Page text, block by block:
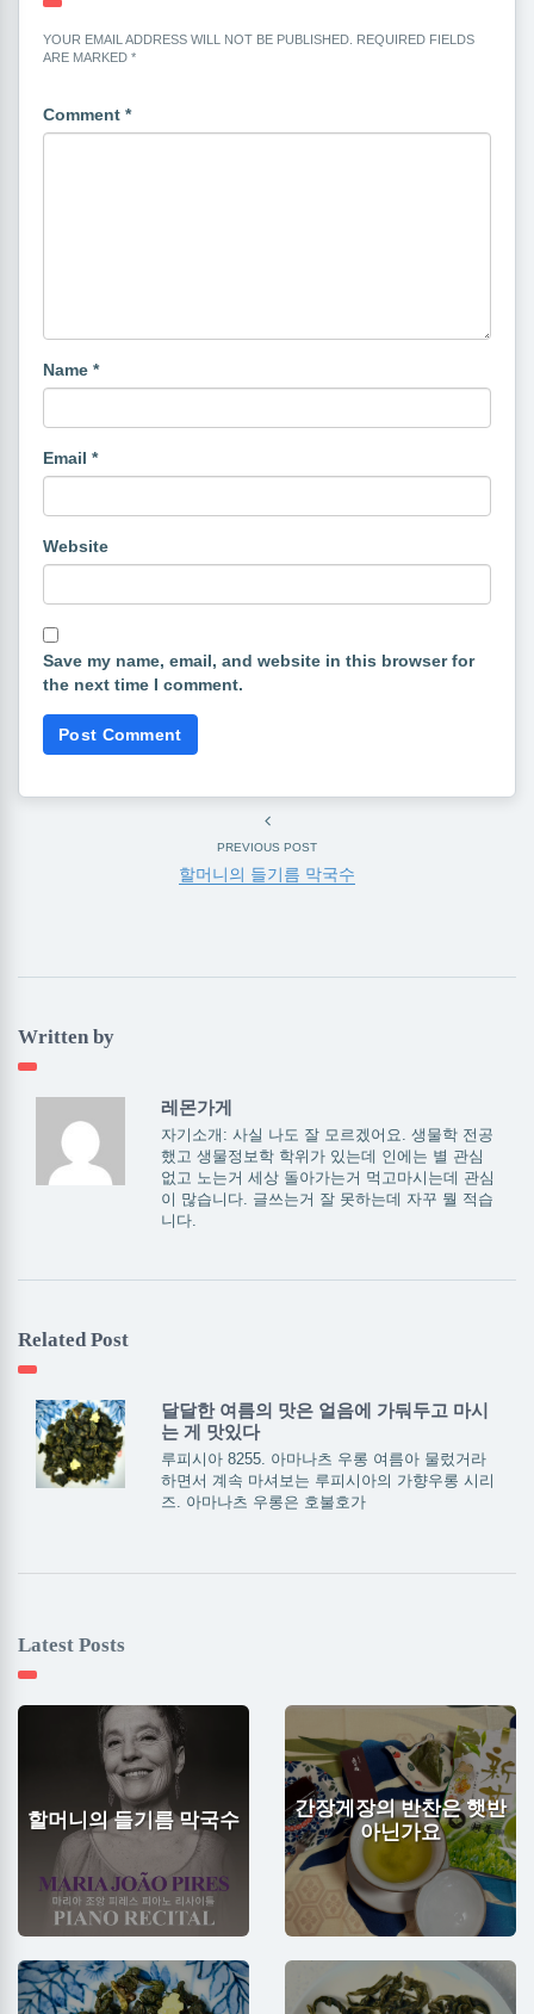
YOUR EMAIL ADDRESS WILL NOT BE PUBLISHED. REQUIRED FIELDS
ARE MARKED *
Comment *
Name *
Email *
Website
Save my name, email, and website in this browser for
the next time I comment.
PREVIOUS POST
할머니의 들기름 막국수
Written by
레몬가게
자기소개: 사실 나도 잘 모르겠어요. 생물학 전공
했고 생물정보학 학위가 있는데 인에는 별 관심
없고 노는거 세상 돌아가는거 먹고마시는데 관심
이 많습니다. 글쓰는거 잘 못하는데 자꾸 뭘 적습
니다.
Related Post
달달한 여름의 맛은 얼음에 가둬두고 마시
는 게 맛있다
루피시아 8255. 아마나츠 우롱 여름아 물렀거라
하면서 계속 마셔보는 루피시아의 가향우롱 시리
즈. 아마나츠 우롱은 호불호가
Latest Posts
할머니의 들기름 막국수
간장게장의 반찬은 햇반
아닌가요